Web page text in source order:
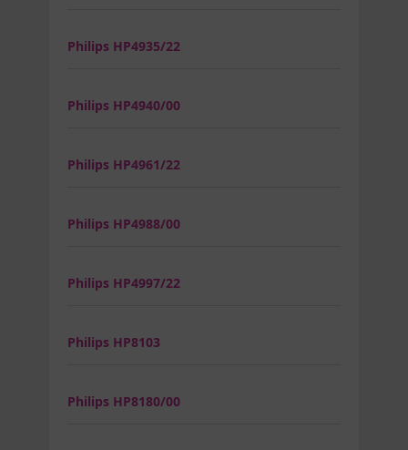
Philips HP4935/22
Philips HP4940/00
Philips HP4961/22
Philips HP4988/00
Philips HP4997/22
Philips HP8103
Philips HP8180/00